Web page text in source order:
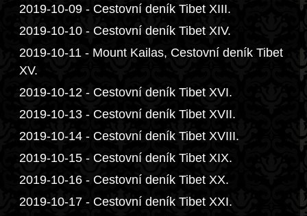
2019-10-09 - Cestovní deník Tibet XIII.
2019-10-10 - Cestovní deník Tibet XIV.
2019-10-11 - Mount Kailas, Cestovní deník Tibet
XV.
2019-10-12 - Cestovní deník Tibet XVI.
2019-10-13 - Cestovní deník Tibet XVII.
2019-10-14 - Cestovní deník Tibet XVIII.
2019-10-15 - Cestovní deník Tibet XIX.
2019-10-16 - Cestovní deník Tibet XX.
2019-10-17 - Cestovní deník Tibet XXI.